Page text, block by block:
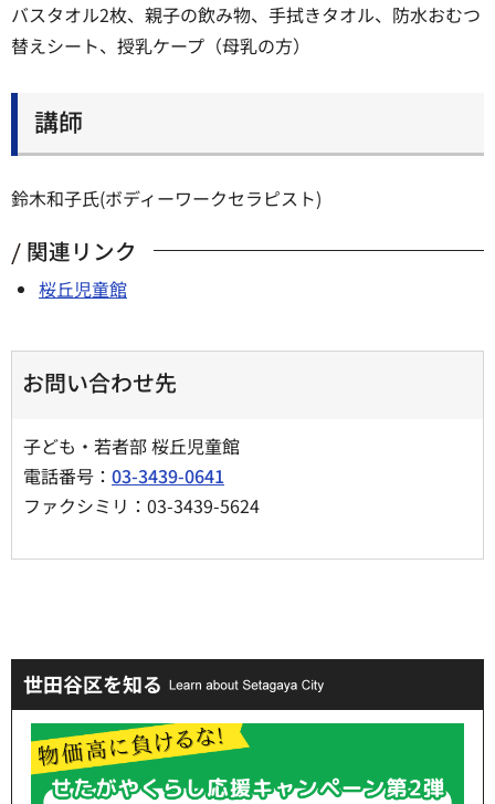
バスタオル2枚、親子の飲み物、手拭きタオル、防水おむつ
替えシート、授乳ケープ（母乳の方）
講師
鈴木和子氏(ボディーワークセラピスト)
関連リンク
桜丘児童館
お問い合わせ先
子ども・若者部 桜丘児童館
電話番号： 03-3439-0641
ファクシミリ：03-3439-5624
世田谷区を知る